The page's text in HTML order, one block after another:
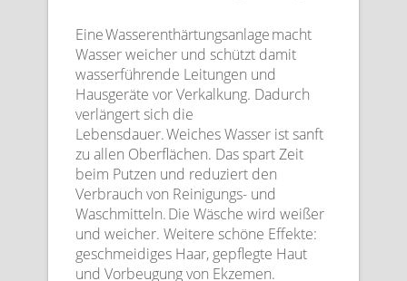
Eine Wasserenthärtungsanlage macht
Wasser weicher und schützt damit
wasserführende Leitungen und
Hausgeräte vor Verkalkung. Dadurch
verlängert sich die
Lebensdauer. Weiches Wasser ist sanft
zu allen Oberflächen. Das spart Zeit
beim Putzen und reduziert den
Verbrauch von Reinigungs- und
Waschmitteln. Die Wäsche wird weißer
und weicher. Weitere schöne Effekte:
geschmeidiges Haar, gepflegte Haut
und Vorbeugung von Ekzemen.